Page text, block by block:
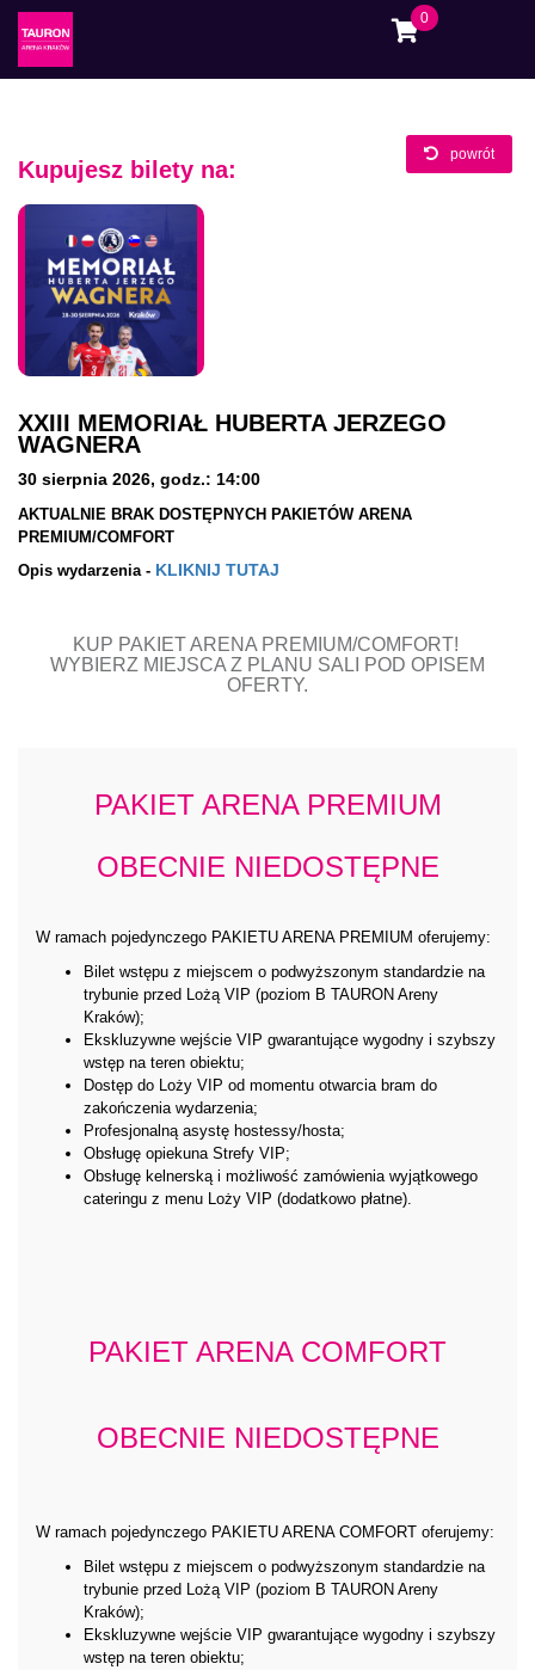
0
Kupujesz bilety na:
powrót
XXIII MEMORIAŁ HUBERTA JERZEGO
WAGNERA
30 sierpnia 2026, godz.: 14:00
AKTUALNIE BRAK DOSTĘPNYCH PAKIETÓW ARENA
PREMIUM/COMFORT
Opis wydarzenia - KLIKNIJ TUTAJ
KUP PAKIET ARENA PREMIUM/COMFORT!
WYBIERZ MIEJSCA Z PLANU SALI POD OPISEM
OFERTY.
PAKIET ARENA PREMIUM
OBECNIE NIEDOSTĘPNE
W ramach pojedynczego PAKIETU ARENA PREMIUM oferujemy:
Bilet wstępu z miejscem o podwyższonym standardzie na
trybunie przed Lożą VIP (poziom B TAURON Areny
Kraków);
Ekskluzywne wejście VIP gwarantujące wygodny i szybszy
wstęp na teren obiektu;
Dostęp do Loży VIP od momentu otwarcia bram do
zakończenia wydarzenia;
Profesjonalną asystę hostessy/hosta;
Obsługę opiekuna Strefy VIP;
Obsługę kelnerską i możliwość zamówienia wyjątkowego
cateringu z menu Loży VIP (dodatkowo płatne).
PAKIET ARENA COMFORT
OBECNIE NIEDOSTĘPNE
W ramach pojedynczego PAKIETU ARENA COMFORT oferujemy:
Bilet wstępu z miejscem o podwyższonym standardzie na
trybunie przed Lożą VIP (poziom B TAURON Areny
Kraków);
Ekskluzywne wejście VIP gwarantujące wygodny i szybszy
wstęp na teren obiektu;